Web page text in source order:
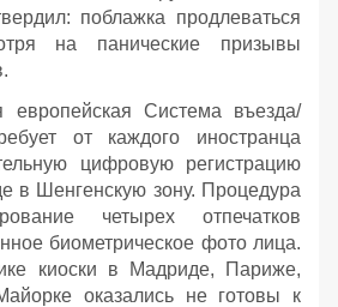
поблажка продлеваться
на панические призывы
европейская Система въезда/
от каждого иностранца
цифровую регистрацию
в Шенгенскую зону. Процедура
четырех отпечатков
биометрическое фото лица.
киоски в Мадриде, Париже,
оказались не готовы к